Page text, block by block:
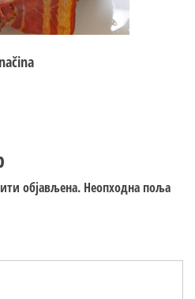
објављена. Неопходна поља